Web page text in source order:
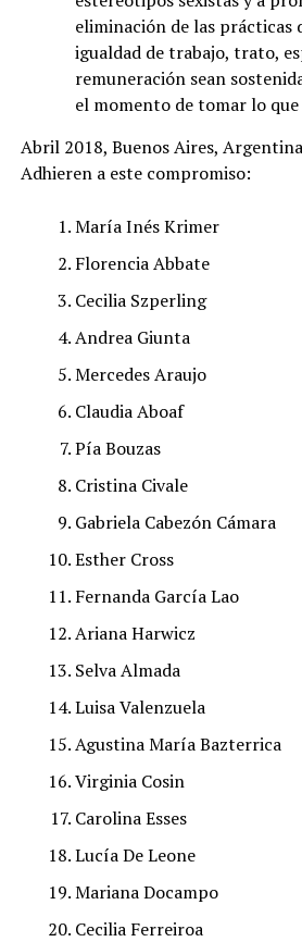
eliminación de las prácticas
igualdad de trabajo, trato,
remuneración sean
el momento de tomar lo
Abril 2018, Buenos Aires,
Adhieren a este compromiso:
María Inés Krimer
Florencia Abbate
Cecilia Szperling
Andrea Giunta
Mercedes Araujo
Claudia Aboaf
Pía Bouzas
Cristina Civale
Gabriela Cabezón Cámara
Esther Cross
Fernanda García Lao
Ariana Harwicz
Selva Almada
Luisa Valenzuela
Agustina María Bazterrica
Virginia Cosin
Carolina Esses
Lucía De Leone
Mariana Docampo
Cecilia Ferreiroa